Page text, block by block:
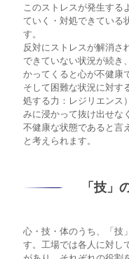
このストレスが発生する
ていく・対処できている
す。
反対にストレスが解消さ
できていない状況が続き
かってくると心が不健康
そして困難な状況に対す
処する力：レジリエンス
みに浸かって抜け出せな
不健康な状態であると言
と考えられます。
「技」
心・技・体のうち、「技
す。工場では各人に対し